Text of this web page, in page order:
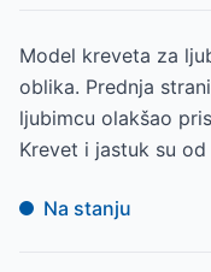
Model kreveta za
oblika. Prednja
ljubimcu olakšao
Krevet i jastuk su
Na stanju